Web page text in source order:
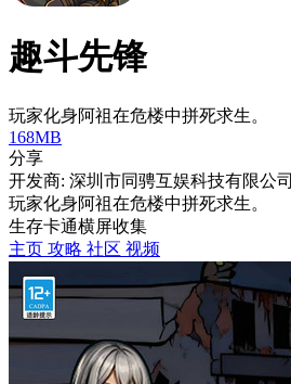
趣斗先锋
玩家化身阿祖在危楼中拼死求生。
168MB
分享
开发商: 深圳市同骋互娱科技有限公司
玩家化身阿祖在危楼中拼死求生。
生存卡通横屏收集
主页 攻略 社区 视频